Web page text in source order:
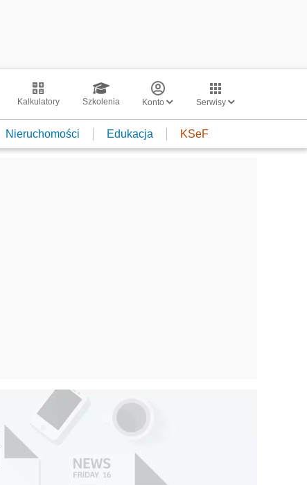
Kalkulatory Szkolenia Konto Serwisy
Nieruchomości Edukacja KSeF